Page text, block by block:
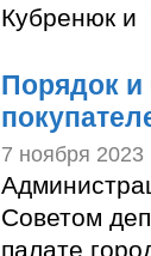
Кубренюк и
Порядок и
7 ноября 2023
Советом
палате